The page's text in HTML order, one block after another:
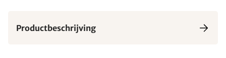
Productbeschrijving